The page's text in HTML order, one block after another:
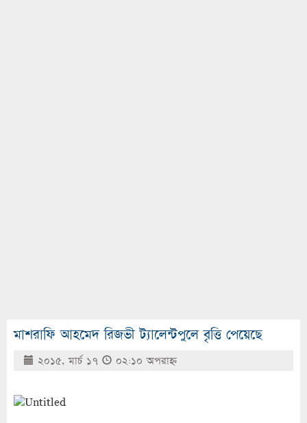
মাশরাফি আহমেদ রিজভী ট্যালেন্টপুলে বৃত্তি পেয়েছে
২০১৫, মার্চ ১৭ ০২:১০ অপরাহ্ণ